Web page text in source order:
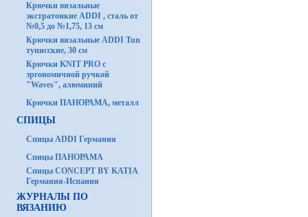
Крючки вязальные
экстратонкие ADDI , сталь от
№0,5 до №1,75, 13 см
Крючки вязальные ADDI Tun
тунисские, 30 см
Крючки KNIT PRO с
эргономичной ручкой
"Waves", алюминий
Крючки ПАНОРАМА, металл
СПИЦЫ
Спицы ADDI Германия
Спицы ПАНОРАМА
Спицы CONCEPT BY KATIA
Германия-Испания
ЖУРНАЛЫ ПО
ВЯЗАНИЮ